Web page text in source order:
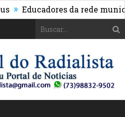
Educadores da rede municipal